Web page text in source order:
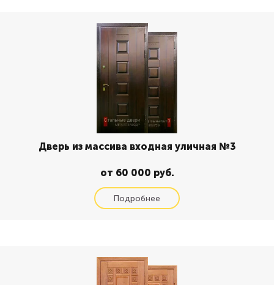
Дверь из массива входная уличная №3
от 60 000 руб.